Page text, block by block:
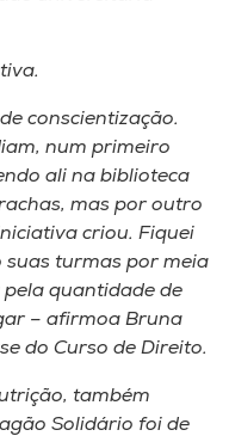
conscientização.
num primeiro
ali na biblioteca
mas por outro
criou. Fiquei
suas turmas por meia
quantidade de
– afirmoa Bruna
do Curso de Direito.
também
Solidário foi de